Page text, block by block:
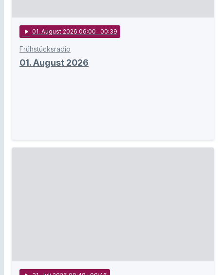
play_arrow 01. August 2026 06:00 · 00:39
Frühstücksradio
01. August 2026